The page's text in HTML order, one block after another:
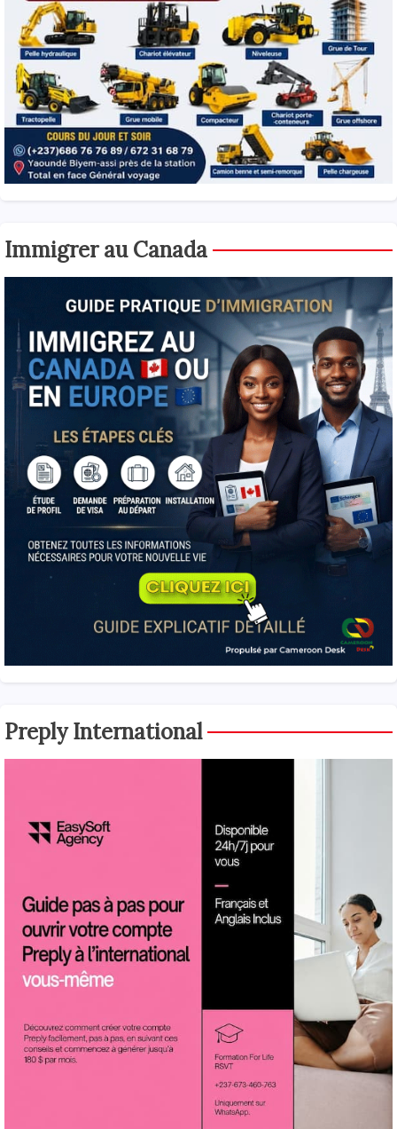
Immigrer au Canada
Preply International